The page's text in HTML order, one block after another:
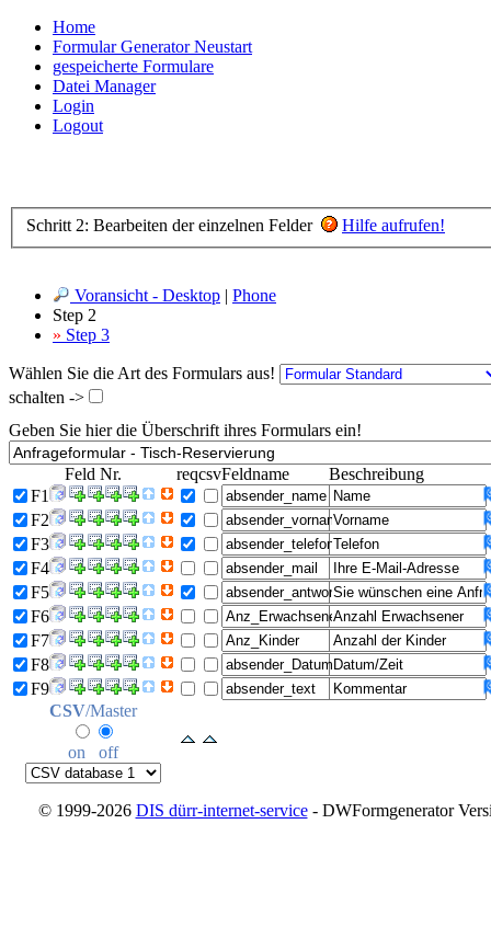
Home
Formular Generator Neustart
gespeicherte Formulare
Datei Manager
Login
Logout
Schritt 2: Bearbeiten der einzelnen Felder Hilfe aufrufen!
Voransicht - Desktop | Phone
Step 2
» Step 3
Wählen Sie die Art des Formulars aus!
schalten ->
Geben Sie hier die Überschrift ihres Formulars ein!
Feld Nr. reqcsvFeldname
Beschreibung
F1
F2
F3
F4
F5
F6
F7
F8
F9
CSV/Master
on off
© 1999-2026 DIS dürr-internet-service- DWFormgenerator